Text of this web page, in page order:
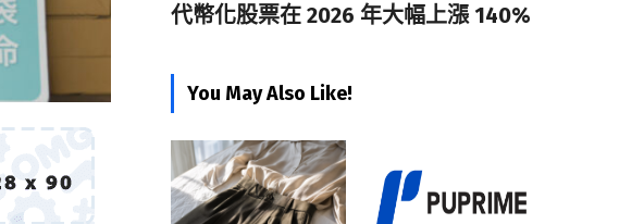
代幣化股票在 2026 年大幅上漲 140%
You May Also Like!